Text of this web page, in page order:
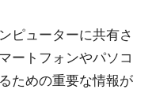
ピューターに共有さ
ートフォンやパソコ
ための重要な情報が